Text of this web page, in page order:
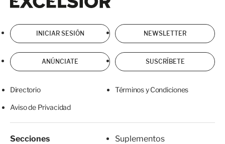
INICIAR SESIÓN NEWSLETTER
ANÚNCIATE SUSCRÍBETE
Directorio Términos y Condiciones
Aviso de Privacidad
Secciones
Suplementos